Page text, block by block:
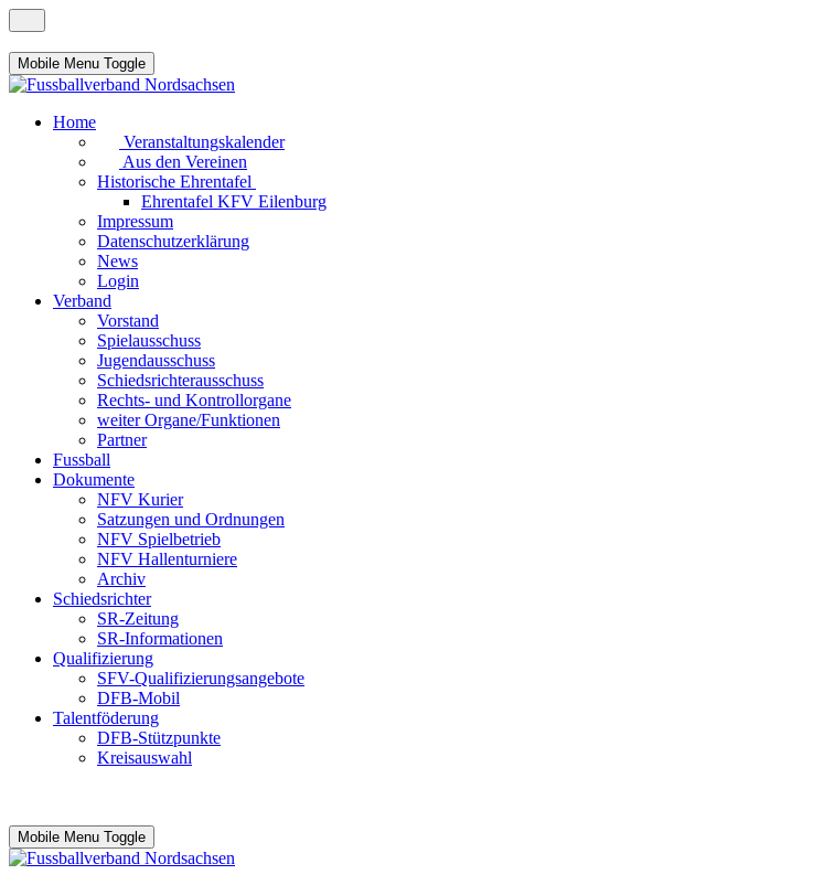
Mobile Menu Toggle
Home
Veranstaltungskalender
Aus den Vereinen
Historische Ehrentafel
Ehrentafel KFV Eilenburg
Impressum
Datenschutzerklärung
News
Login
Verband
Vorstand
Spielausschuss
Jugendausschuss
Schiedsrichterausschuss
Rechts- und Kontrollorgane
weiter Organe/Funktionen
Partner
Fussball
Dokumente
NFV Kurier
Satzungen und Ordnungen
NFV Spielbetrieb
NFV Hallenturniere
Archiv
Schiedsrichter
SR-Zeitung
SR-Informationen
Qualifizierung
SFV-Qualifizierungsangebote
DFB-Mobil
Talentföderung
DFB-Stützpunkte
Kreisauswahl
Mobile Menu Toggle